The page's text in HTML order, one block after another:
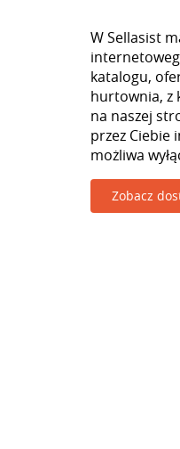
W Sellasist
katalogu,
hurtownia, z
na naszej
przez Ciebie
możliwa
Zobacz